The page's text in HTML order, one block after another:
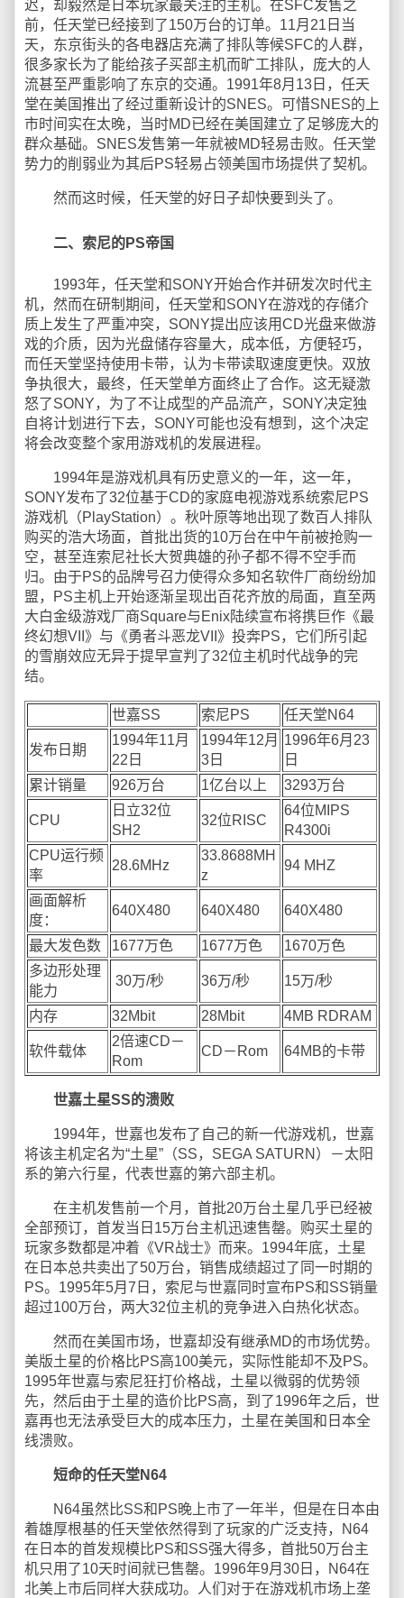
迟，却毅然是日本玩家最关注的主机。在SFC发售之
前，任天堂已经接到了150万台的订单。11月21日当
天，东京街头的各电器店充满了排队等候SFC的人群，
很多家长为了能给孩子买部主机而旷工排队，庞大的人
流甚至严重影响了东京的交通。1991年8月13日，任天
堂在美国推出了经过重新设计的SNES。可惜SNES的上
市时间实在太晚，当时MD已经在美国建立了足够庞大的
群众基础。SNES发售第一年就被MD轻易击败。任天堂
势力的削弱业为其后PS轻易占领美国市场提供了契机。
然而这时候，任天堂的好日子却快要到头了。
二、索尼的PS帝国
1993年，任天堂和SONY开始合作并研发次时代主
机，然而在研制期间，任天堂和SONY在游戏的存储介
质上发生了严重冲突，SONY提出应该用CD光盘来做游
戏的介质，因为光盘储存容量大，成本低，方便轻巧，
而任天堂坚持使用卡带，认为卡带读取速度更快。双放
争执很大，最终，任天堂单方面终止了合作。这无疑激
怒了SONY，为了不让成型的产品流产，SONY决定独
自将计划进行下去，SONY可能也没有想到，这个决定
将会改变整个家用游戏机的发展进程。
1994年是游戏机具有历史意义的一年，这一年，
SONY发布了32位基于CD的家庭电视游戏系统索尼PS
游戏机（PlayStation）。秋叶原等地出现了数百人排队
购买的浩大场面，首批出货的10万台在中午前被抢购一
空，甚至连索尼社长大贺典雄的孙子都不得不空手而
归。由于PS的品牌号召力使得众多知名软件厂商纷纷加
盟，PS主机上开始逐渐呈现出百花齐放的局面，直至两
大白金级游戏厂商Square与Enix陆续宣布将携巨作《最
终幻想VII》与《勇者斗恶龙VII》投奔PS，它们所引起
的雪崩效应无异于提早宣判了32位主机时代战争的完
结。
世嘉SS 索尼PS 任天堂N64
发布日期
1994年11月
22日
1994年12月
3日
1996年6月23
日
累计销量
926万台 1亿台以上 3293万台
CPU
日立32位
SH2
32位RISC
64位MIPS
R4300i
CPU运行频
率
28.6MHz
33.8688MH
z
94 MHZ
画面解析
度：
640X480 640X480 640X480
最大发色数 1677万色 1677万色
1670万色
多边形处理
能力
30万/秒 36万/秒 15万/秒
内存 32Mbit 28Mbit 4MB RDRAM
软件载体
2倍速CD－
Rom
CD－Rom 64MB的卡带
世嘉土星SS的溃败
1994年，世嘉也发布了自己的新一代游戏机，世嘉
将该主机定名为“土星”（SS，SEGA SATURN）－太阳
系的第六行星，代表世嘉的第六部主机。
在主机发售前一个月，首批20万台土星几乎已经被
全部预订，首发当日15万台主机迅速售罄。购买土星的
玩家多数都是冲着《VR战士》而来。1994年底，土星
在日本总共卖出了50万台，销售成绩超过了同一时期的
PS。1995年5月7日，索尼与世嘉同时宣布PS和SS销量
超过100万台，两大32位主机的竞争进入白热化状态。
然而在美国市场，世嘉却没有继承MD的市场优势。
美版土星的价格比PS高100美元，实际性能却不及PS。
1995年世嘉与索尼狂打价格战，土星以微弱的优势领
先，然后由于土星的造价比PS高，到了1996年之后，世
嘉再也无法承受巨大的成本压力，土星在美国和日本全
线溃败。
短命的任天堂N64
N64虽然比SS和PS晚上市了一年半，但是在日本由
着雄厚根基的任天堂依然得到了玩家的广泛支持，N64
在日本的首发规模比PS和SS强大得多，首批50万台主
机只用了10天时间就已售罄。1996年9月30日，N64在
北美上市后同样大获成功。人们对于在游戏机市场上垄